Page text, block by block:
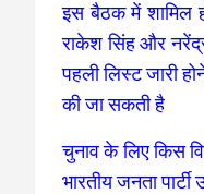
इस बैठक में शामिल
राकेश सिंह और
पहली लिस्ट जारी
की जा सकती है
चुनाव के लिए किस
भारतीय जनता